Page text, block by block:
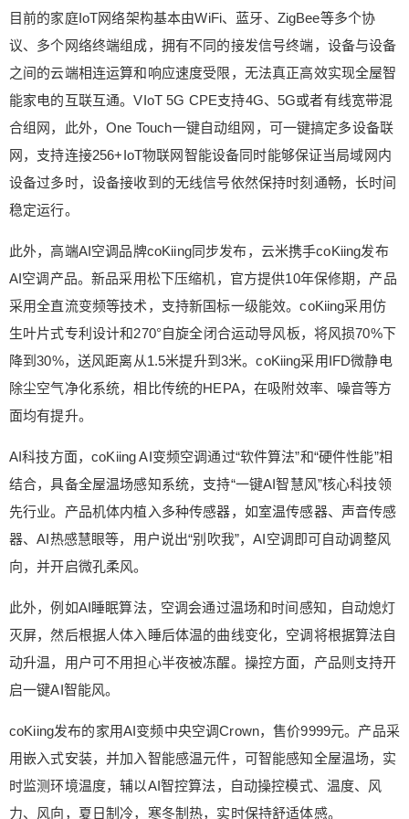
目前的家庭IoT网络架构基本由WiFi、蓝牙、ZigBee等多个协
议、多个网络终端组成，拥有不同的接发信号终端，设备与设备
之间的云端相连运算和响应速度受限，无法真正高效实现全屋智
能家电的互联互通。VIoT 5G CPE支持4G、5G或者有线宽带混
合组网，此外，One Touch一键自动组网，可一键搞定多设备联
网，支持连接256+IoT物联网智能设备同时能够保证当局域网内
设备过多时，设备接收到的无线信号依然保持时刻通畅，长时间
稳定运行。
此外，高端AI空调品牌coKiing同步发布，云米携手coKiing发布
AI空调产品。新品采用松下压缩机，官方提供10年保修期，产品
采用全直流变频等技术，支持新国标一级能效。coKiing采用仿
生叶片式专利设计和270°自旋全闭合运动导风板，将风损70%下
降到30%，送风距离从1.5米提升到3米。coKiing采用IFD微静电
除尘空气净化系统，相比传统的HEPA，在吸附效率、噪音等方
面均有提升。
AI科技方面，coKiing AI变频空调通过“软件算法”和“硬件性能”相
结合，具备全屋温场感知系统，支持“一键AI智慧风”核心科技领
先行业。产品机体内植入多种传感器，如室温传感器、声音传感
器、AI热感慧眼等，用户说出“别吹我”，AI空调即可自动调整风
向，并开启微孔柔风。
此外，例如AI睡眠算法，空调会通过温场和时间感知，自动熄灯
灭屏，然后根据人体入睡后体温的曲线变化，空调将根据算法自
动升温，用户可不用担心半夜被冻醒。操控方面，产品则支持开
启一键AI智能风。
coKiing发布的家用AI变频中央空调Crown，售价9999元。产品采
用嵌入式安装，并加入智能感温元件，可智能感知全屋温场，实
时监测环境温度，辅以AI智控算法，自动操控模式、温度、风
力、风向，夏日制冷，寒冬制热，实时保持舒适体感。
到3米。coKiing采用IFD微静电除尘空气净化系统，
相比传统的HEPA，在吸附效率、噪音等方面均有提
法”和“硬件性能”相结合，具备全屋温场感知系统，
支持“一键AI智慧风”核心科技领先行业。产品机体内
植入多种传感器，如室温传感器、声音传感器、AI
热感慧眼等，用户说出“别吹我”，AI空调即可自动调
整风向，并开启微孔柔风。 此外，例如AI睡眠算
然后根据人体入睡后体温的曲线变化，空调将根据
算法自动升温，用户可不用担心半夜被冻醒。操控
的家用AI变频中央空调Crown，售价9999元。产品
采用嵌入式安装，并加入智能感温元件，可智能感
知全屋温场，实时监测环境温度，辅以AI智控算
法，自动操控模式、温度、风力、风向，夏日制
冷，寒冬制热，实时保持舒适体感。 AI变频中央空
的智能家电，实现丰富的智能场景。Crown通过AI
识别，可以高风急速降温，开门回家空调自动打
新的空气；在夜间，Crown能够自动运行AI睡眠算
法，自动调节空调的温度。 作为空调最核心的部
分， Crown选用三菱双转子直流变频压缩机，可根
据实际制冷/制热的能量负荷自我调节，节能静音，
直流变频电机。为了适配更多高层户型，Crown重
新优化内外结构，空调外机高度缩减至85cm，像分
体式空调的外机一般，能够放置在飘窗底部，安装
台内机须拖带一台外机，Crown一台外机可带动多
居室出风制冷制热，有风管机，小多联（一拖三、
立，每个居室的温度控制独立运行，互不干扰。 0
收藏
给鹰视界打赏
2 元 5 元 10 元
20 50
付费内容